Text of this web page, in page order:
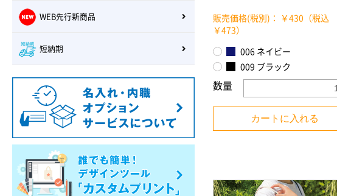
販売価格(税別)： ￥430（税込
￥473）
006 ネイビー
009 ブラック
数量
カートに入れる
WEB先行新商品
短納期